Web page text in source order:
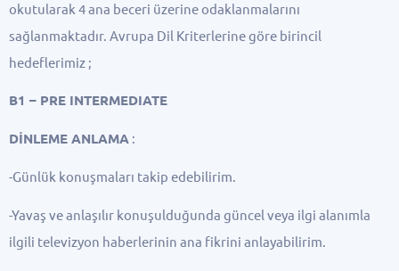
okutularak 4 ana beceri üzerine odaklanmalarını
sağlanmaktadır. Avrupa Dil Kriterlerine göre birincil
hedeflerimiz ;
B1 – PRE INTERMEDIATE
DİNLEME ANLAMA :
-Günlük konuşmaları takip edebilirim.
-Yavaş ve anlaşılır konuşulduğunda güncel veya ilgi alanımla
ilgili televizyon haberlerinin ana fikrini anlayabilirim.